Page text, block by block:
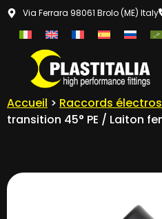
Via Ferrara 98061 Brolo (ME) Italy
Accueil > Raccords
transition 45° PE / Laiton